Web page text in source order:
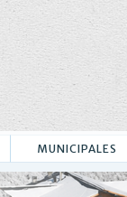
MUNICIPALES